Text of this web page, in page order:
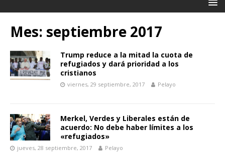
Mes: septiembre 2017
Trump reduce a la mitad la cuota de
refugiados y dará prioridad a los
cristianos
viernes, 29 septiembre, 2017 Pelayo
Merkel, Verdes y Liberales están de
acuerdo: No debe haber límites a los
«refugiados»
jueves, 28 septiembre, 2017 Pelayo